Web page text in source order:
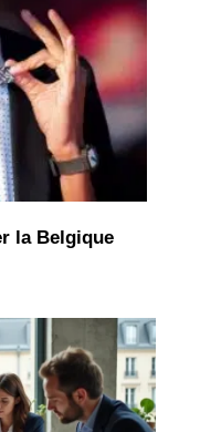
la Belgique